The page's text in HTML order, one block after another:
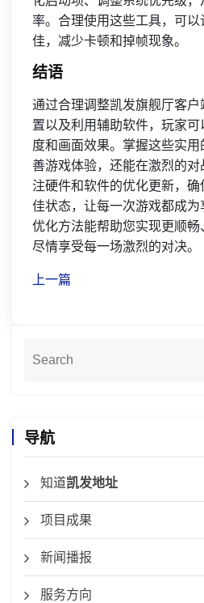
率。合理使用这些工具，可
佳，减少卡顿和掉帧现象。
结语
通过合理调整凯发旗舰厅客
置以及利用辅助软件，玩家
度和画面效果。掌握这些实
善游戏体验，还能在激烈的
注硬件和软件的优化更新，
佳状态，让每一次游戏都成
优化方法能帮助您实现更顺畅
尽情享受每一场激烈的对决。
上一篇
导航
知道凯发地址
项目成果
新闻播报
服务方向